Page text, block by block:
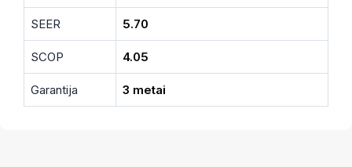
SEER 5.70
SCOP 4.05
Garantija 3 metai